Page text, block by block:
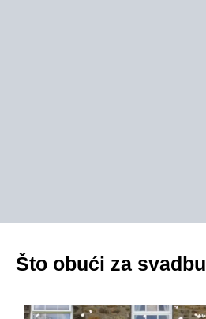
Što obući za